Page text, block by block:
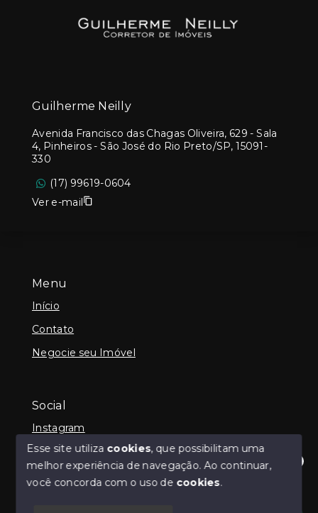
Olá! Estamos disponíveis para te ajudar.
Menu
Início
Contato
Negocie seu Imóvel
Social
Instagram
© Copyright 2026 - Guilherme Neilly - Todos os
Guilherme Neilly
Avenida Francisco das Chagas Oliveira, 629 - Sala
4, Pinheiros - São José do Rio Preto/SP, 15091-
330
(17) 99619-0604
Ver e-mail
Esse site utiliza cookies, que possibilitam uma
melhor experiência de navegação.Ao continuar,
você concorda com o uso de cookies.